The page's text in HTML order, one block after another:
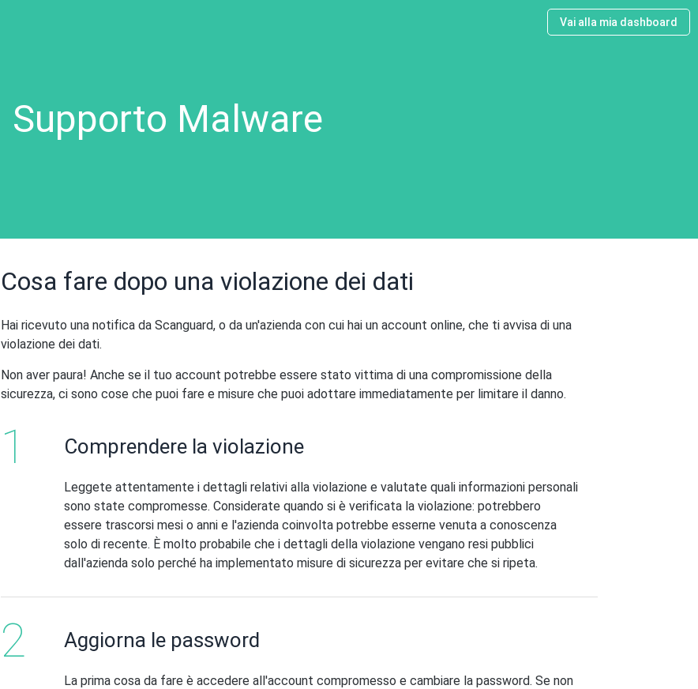
Vai alla mia dashboard
Supporto Malware
Cosa fare dopo una violazione dei dati
Hai ricevuto una notifica da Scanguard, o da un'azienda con cui hai un account online, che ti avvisa di una
violazione dei dati.
Non aver paura! Anche se il tuo account potrebbe essere stato vittima di una compromissione della
sicurezza, ci sono cose che puoi fare e misure che puoi adottare immediatamente per limitare il danno.
Comprendere la violazione
Leggete attentamente i dettagli relativi alla violazione e valutate quali informazioni personali
sono state compromesse. Considerate quando si è verificata la violazione: potrebbero
essere trascorsi mesi o anni e l'azienda coinvolta potrebbe esserne venuta a conoscenza
solo di recente. È molto probabile che i dettagli della violazione vengano resi pubblici
dall'azienda solo perché ha implementato misure di sicurezza per evitare che si ripeta.
Aggiorna le password
La prima cosa da fare è accedere all'account compromesso e cambiare la password. Se non